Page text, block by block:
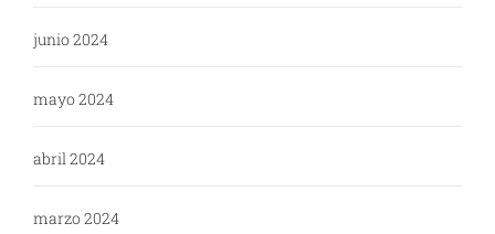
junio 2024
mayo 2024
abril 2024
marzo 2024